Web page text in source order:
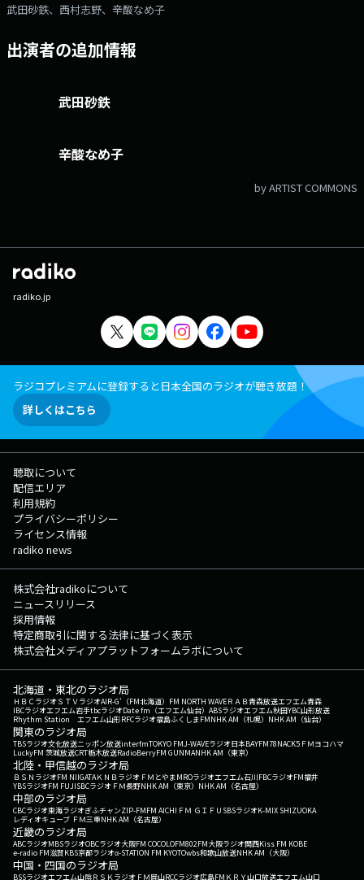
武田砂鉄、西村志野、辛酸なめ子
出演者の追加情報
武田砂鉄
辛酸なめ子
by ARTIST COMMONS
radiko.jp
ラジコプレミアムに登録すると日本全国のラジオが聴き放題！
詳しくはこちら
聴取について
配信エリア
利用規約
プライバシーポリシー
ライセンス情報
radiko news
株式会社radikoについて
ニュースリリース
採用情報
特定商取引に関する法律に基づく表示
株式会社メディアプラットフォームラボについて
北海道・東北のラジオ局
ＨＢＣラジオＳＴＶラジオAIR-G'（FM北海道） FM NORTH WAVEＲＡＢ青森放送エフエム青森
IBCラジオエフエム岩手tbcラジオDate fm（エフエム仙台） ABSラジオエフエム秋田YBC山形放送
Rhythm Station エフエム山形RFCラジオ福島ふくしまFMNHK AM（札幌） NHK AM（仙台）
関東のラジオ局
TBSラジオ文化放送ニッポン放送interfmTOKYO FMJ-WAVEラジオ日本BAYFM78NACK5 ＦＭヨコハマ
LuckyFM 茨城放送CRT栃木放送RadioBerryFM GUNMANHK AM（東京）
北陸・甲信越のラジオ局
ＢＳＮラジオFM NIIGATAＫＮＢラジオ ＦＭとやまMROラジオエフエム石川FBCラジオFM福井
YBSラジオFM FUJISBCラジオ ＦＭ長野NHK AM（東京） NHK AM（名古屋）
中部のラジオ局
CBCラジオ東海ラジオぎふチャンZIP-FMFM AICHI ＦＭ ＧＩＦＵ SBSラジオK-MIX SHIZUOKA
レディオキューブ ＦＭ三重NHK AM（名古屋）
近畿のラジオ局
ABCラジオMBSラジオOBCラジオ大阪FM COCOLOFM802FM大阪ラジオ関西Kiss FM KOBE
e-radio FM滋賀KBS京都ラジオα-STATION FM KYOTOwbs和歌山放送NHK AM（大阪）
中国・四国のラジオ局
BSSラジオエフエム山陰ＲＳＫラジオ ＦＭ岡山RCCラジオ広島FM ＫＲＹ山口放送エフエム山口